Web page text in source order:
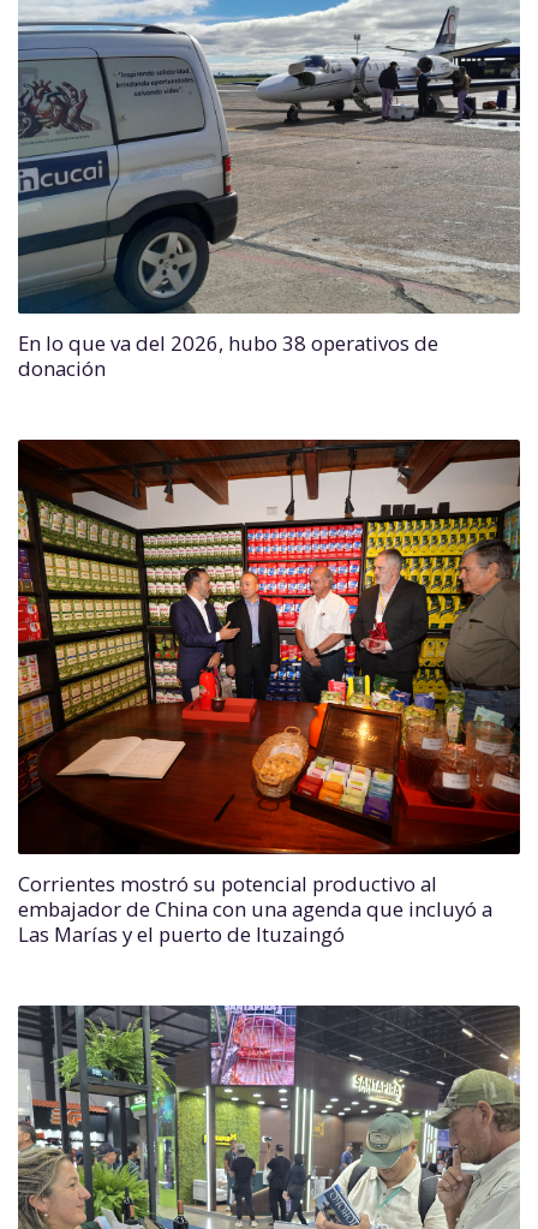
En lo que va del 2026, hubo 38 operativos de
donación
Corrientes mostró su potencial productivo al
embajador de China con una agenda que incluyó a
Las Marías y el puerto de Ituzaingó